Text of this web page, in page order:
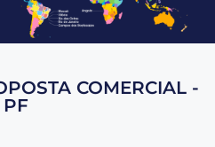
COMERCIAL -
PF